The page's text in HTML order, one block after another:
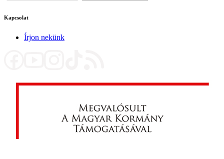
Kapcsolat
Írjon nekünk